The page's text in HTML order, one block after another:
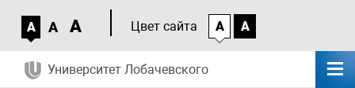
A A A Цвет сайта A A
Университет Лобачевского